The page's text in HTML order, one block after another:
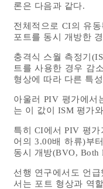
론은 다음과 같다.
전체적으로 CI의 유
포트를 동시 개방한
충격식 스월 측정기
트를 사용한 경우 감
형상에 따라 다른 특
아울러 PIV 평가에서
는 이 값이 ISM 평가
특히 CI에서 PIV 평
어의 3.00배 하류)부
동시 개방(BVO, Both
선행 연구에서도 언
서는 포트 형상과 역